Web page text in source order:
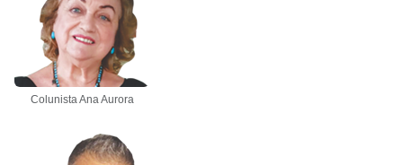
Colunista Ana Aurora